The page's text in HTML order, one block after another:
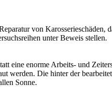
von Karosserieschäden,
unter Beweis stellen.
enorme Arbeits- und
werden. Die hinter der
Sonne.